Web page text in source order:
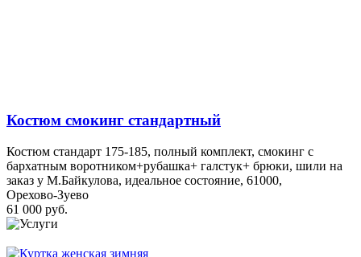
Костюм смокинг стандартный
Костюм стандарт 175-185, полный комплект, смокинг с
бархатным воротником+рубашка+ галстук+ брюки, шили на
заказ у М.Байкулова, идеальное состояние, 61000,
Орехово-Зуево
61 000 руб.